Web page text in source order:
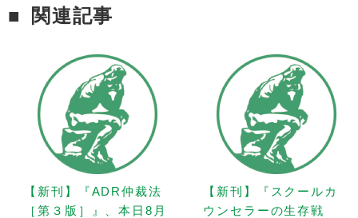
関連記事
【新刊】『ADR仲裁法
［第３版］』、本日8月
【新刊】『スクールカ
ウンセラーの生存戦